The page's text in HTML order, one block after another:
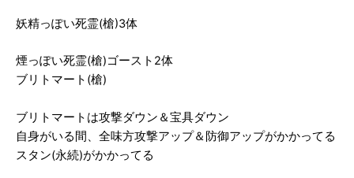
妖精っぽい死霊(槍)3体
煙っぽい死霊(槍)ゴースト2体
ブリトマート(槍)
ブリトマートは攻撃ダウン＆宝具ダウン
自身がいる間、全味方攻撃アップ＆防御アップがかかってる
スタン(永続)がかかってる